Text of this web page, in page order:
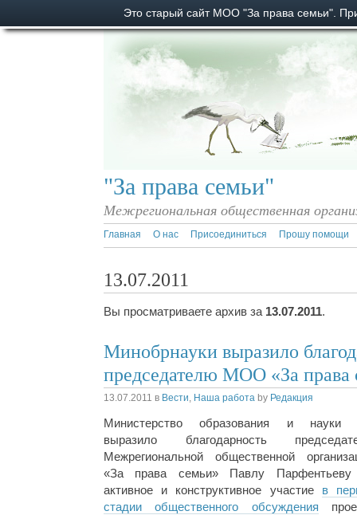
Это старый сайт МОО "За права семьи".
"За права семьи"
Межрегиональная общественная
Главная О нас Присоединиться Прошу помощи
13.07.2011
Вы просматриваете архив за 13.07.2011.
Минобрнауки выразило
председателю МОО «За права
13.07.2011 в Вести, Наша работа by Редакция
Министерство образования и науки
выразило благодарность
Межрегиональной общественной
«За права семьи» Павлу
активное и конструктивное участие в
стадии общественного обсуждения